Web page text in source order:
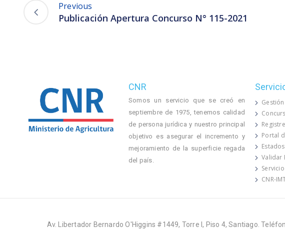
Previous
Publicación Apertura Concurso N° 115-2021
CNR
Somos un servicio que se creó en
septiembre de 1975, tenemos calidad
de persona jurídica y nuestro principal
objetivo es asegurar el incremento y
mejoramiento de la superficie regada
del país.
Portal
Validar
CNR-
Av. Libertador Bernardo O'Higgins #1449, Torre I, Piso 4, Santiago.